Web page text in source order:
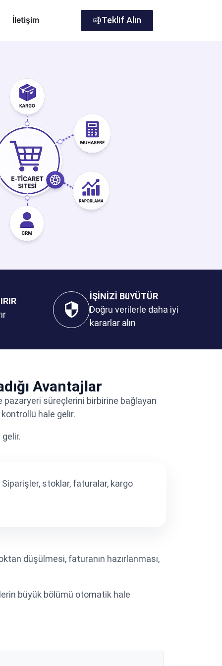
İletişim Teklif Alın
İŞİNİZİ BüYÜTÜR
Doğru verilerle daha iyi
kararlar alın
Avantajlar
pazaryeri süreçlerini birbirine bağlayan
kontrollü hale gelir.
stoklar, faturalar, kargo
düşülmesi, faturanın hazırlanması,
büyük bölümü otomatik hale